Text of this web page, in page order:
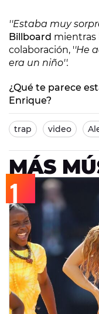
''Estaba muy
Billboard mientras
colaboración, ''He
era un niño''.
¿Qué te parece
Enrique?
trap video
MÁS